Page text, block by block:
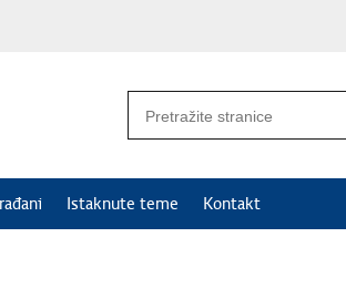
Istaknute teme Kontakt